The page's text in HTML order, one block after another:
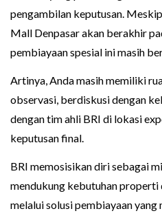
pengambilan keputusan.
Mall Denpasar akan berakhir
pembiayaan spesial ini masih
Artinya, Anda masih memiliki
observasi, berdiskusi dengan
dengan tim ahli BRI di lokasi
keputusan final.
BRI memosisikan diri sebagai
mendukung kebutuhan
melalui solusi pembiayaan yang